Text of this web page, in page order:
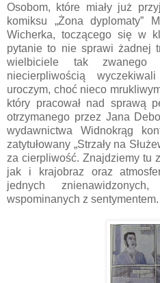
Osobom, które miały już
komiksu „Żona dyplomaty”
Wicherka, toczącego się w
pytanie to nie sprawi żadnej
wielbiciele tak zwanego
niecierpliwością
uroczym, choć nieco
który pracował nad sprawą
otrzymanego przez Jana
wydawnictwa Widnokrąg
zatytułowany „Strzały na
za cierpliwość. Znajdziemy tu
jak i krajobraz oraz
jednych
wspominanych z sentymentem.